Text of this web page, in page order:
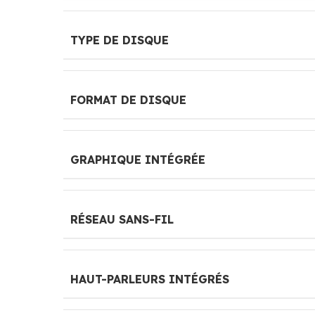
TYPE DE DISQUE
FORMAT DE DISQUE
GRAPHIQUE INTÉGRÉE
RÉSEAU SANS-FIL
HAUT-PARLEURS INTÉGRÉS